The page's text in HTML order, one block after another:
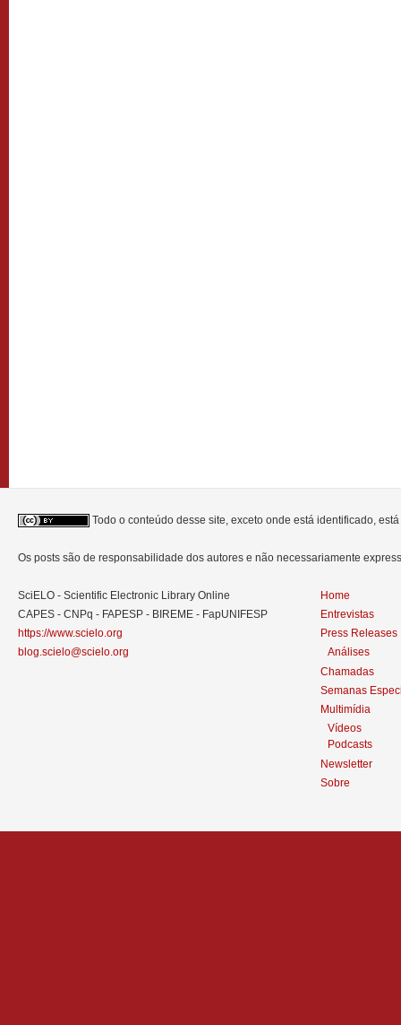
Todo o conteúdo desse site, exceto onde está identificado,
Os posts são de responsabilidade dos autores e não necessariamente
SciELO - Scientific Electronic Library Online
CAPES - CNPq - FAPESP - BIREME - FapUNIFESP
https://www.scielo.org
blog.scielo@scielo.org
Home
Entrevistas
Press Releases
Análises
Chamadas
Semanas
Multimídia
Vídeos
Podcasts
Newsletter
Sobre